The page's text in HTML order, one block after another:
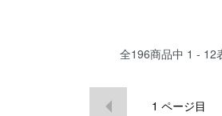
全196商品中 1 - 12
1 ページ目